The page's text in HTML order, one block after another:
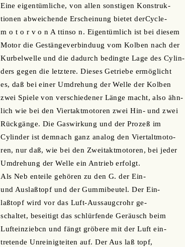
Eine eigentümliche, von allen sonstigen Konstruk-
tionen abweichende Erscheinung bietet derCycle-
m o t o r v o n A ttinso n. Eigentümlich ist bei diesem
Motor die Gestängeverbinduug vom Kolben nach der
Kurbelwelle und die dadurch bedingte Lage des Cylin-
ders gegen die letztere. Dieses Getriebe ermöglicht
es, daß bei einer Umdrehung der Welle der Kolben
zwei Spiele von verschiedener Länge macht, also ähn-
lich wie bei den Viertaktmotoren zwei Hin- und zwei
Rückgänge. Die Gaswirkung und der Prozeß im
Cylinder ist demnach ganz analog den Viertaltmoto-
ren, nur daß, wie bei den Zweitaktmotoren, bei jeder
Umdrehung der Welle ein Antrieb erfolgt.
Als Neb enteile gehören zu den G. der Ein-
und Auslaßtopf und der Gummibeutel. Der Ein-
laßtopf wird vor das Luft-Aussaugcrohr ge-
schaltet, beseitigt das schlürfende Geräusch beim
Lufteinziebcn und fängt gröbere mit der Luft ein-
tretende Unreinigteiten auf. Der Aus laß topf,